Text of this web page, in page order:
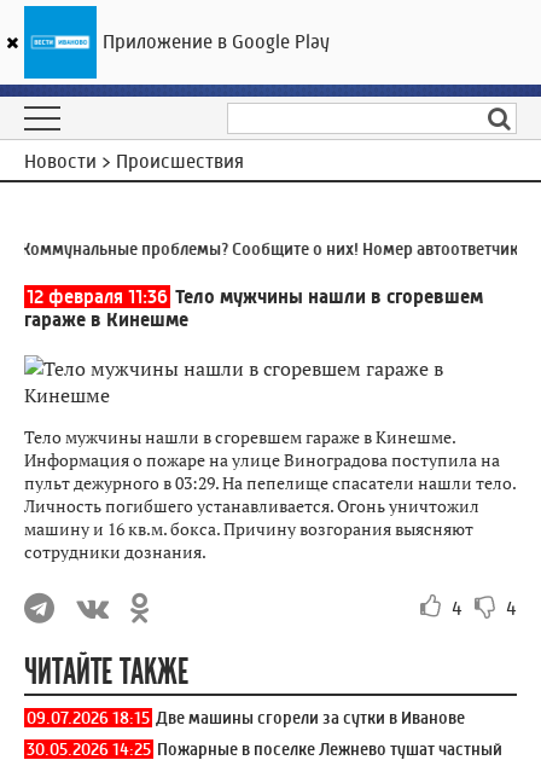
ГТРК «Ивтелерадио»
Новости > Происшествия
Коммунальные проблемы? Сообщите о них! Номер автоответчика:
12 февраля 11:36 Тело мужчины нашли в сгоревшем
гараже в Кинешме
Тело мужчины нашли в сгоревшем гараже в Кинешме.
Информация о пожаре на улице Виноградова поступила на
пульт дежурного в 03:29. На пепелище спасатели нашли тело.
Личность погибшего устанавливается. Огонь уничтожил
машину и 16 кв.м. бокса. Причину возгорания выясняют
сотрудники дознания.
4 4
ЧИТАЙТЕ ТАКЖЕ
09.07.2026 18:15 Две машины сгорели за сутки в Иванове
30.05.2026 14:25 Пожарные в поселке Лежнево тушат частный
Приложение в Google Play